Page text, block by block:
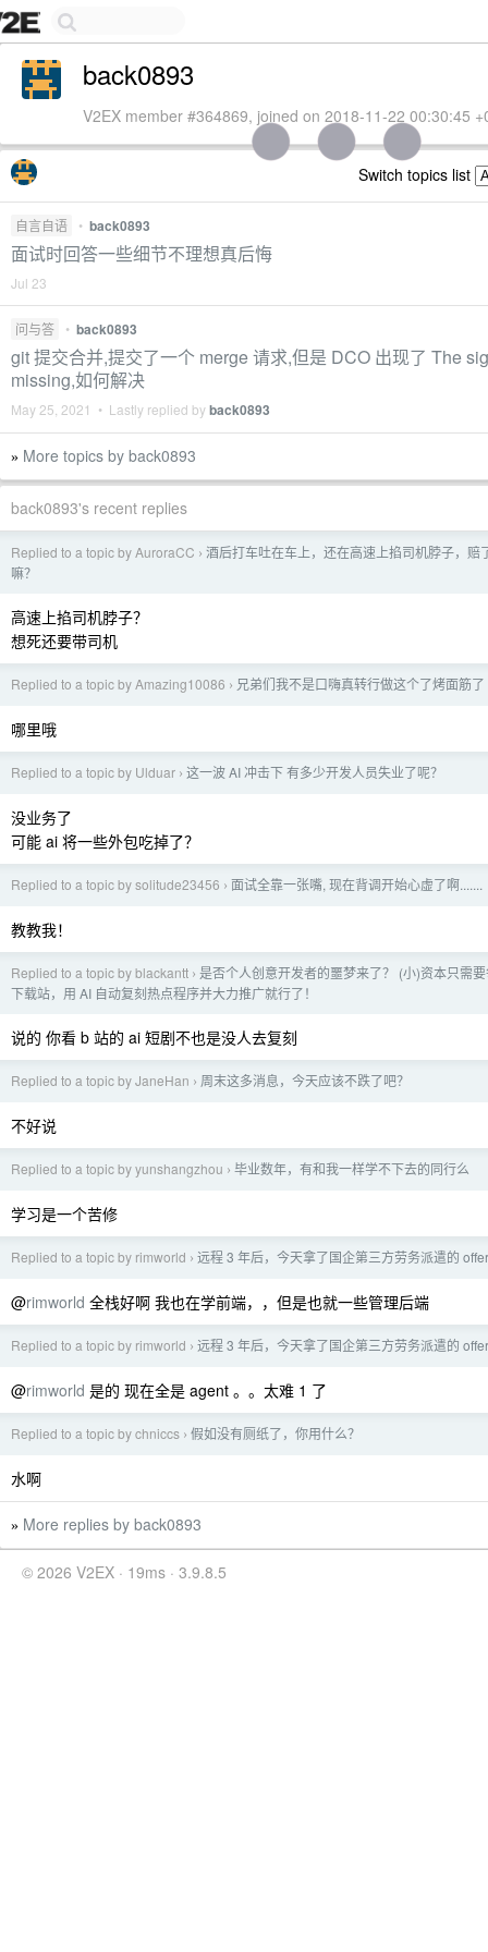
back0893
V2EX member #364869, joined on 2018-11-22 00:30:45
Switch topics list
自言自语 • back0893
面试时回答一些细节不理想真后悔
Jul 23
问与答 • back0893
git 提交合并,提交了一个 merge 请求,但是 DCO 出现了 The
missing,如何解决
May 25, 2021 • Lastly replied byback0893
» More topics by back0893
back0893's recent replies
Replied to a topic by AuroraCC › 酒后打车吐在车上，还在高速上掐司机脖子，赔
嘛？
高速上掐司机脖子？
想死还要带司机
Replied to a topic by Amazing10086 › 兄弟们我不是口嗨真转行做这个了烤面筋了
哪里哦
Replied to a topic by Ulduar › 这一波 AI 冲击下 有多少开发人员失业了呢？
没业务了
可能 ai 将一些外包吃掉了？
Replied to a topic by solitude23456 › 面试全靠一张嘴, 现在背调开始心虚了啊.......
教教我！
Replied to a topic by blackantt › 是否个人创意开发者的噩梦来了？ (小)资本只需
下载站，用 AI 自动复刻热点程序并大力推广就行了！
说的 你看 b 站的 ai 短剧不也是没人去复刻
Replied to a topic by JaneHan › 周末这多消息，今天应该不跌了吧？
不好说
Replied to a topic by yunshangzhou › 毕业数年，有和我一样学不下去的同行么
学习是一个苦修
Replied to a topic by rimworld › 远程 3 年后，今天拿了国企第三方劳务派遣的 offer
@rimworld 全栈好啊 我也在学前端，，但是也就一些管理后端
Replied to a topic by rimworld › 远程 3 年后，今天拿了国企第三方劳务派遣的 offer
@rimworld 是的 现在全是 agent 。。太难 1 了
Replied to a topic by chniccs › 假如没有厕纸了，你用什么？
水啊
» More replies by back0893
© 2026 V2EX · 19ms · 3.9.8.5